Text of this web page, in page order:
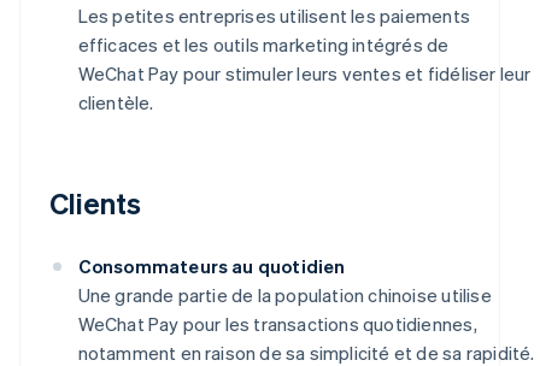
Les petites entreprises utilisent les paiements
efficaces et les outils marketing intégrés de
WeChat Pay pour stimuler leurs ventes et fidéliser leur
clientèle.
Clients
Consommateurs au quotidien
Une grande partie de la population chinoise utilise
WeChat Pay pour les transactions quotidiennes,
notamment en raison de sa simplicité et de sa rapidité.